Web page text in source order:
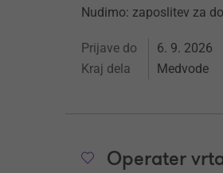
Nudimo: zaposlitev za
Prijave do 6. 9. 2026
Kraj dela Medvode
Operater